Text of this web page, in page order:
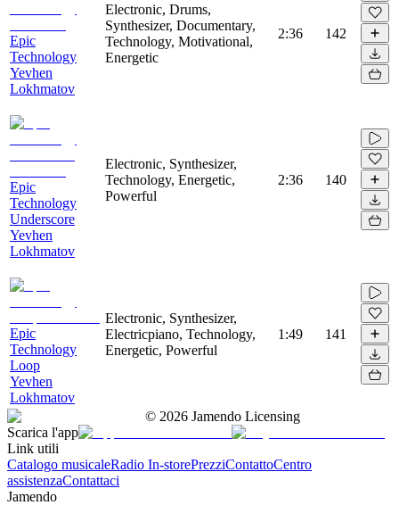
Epic
Technology
Yevhen
Lokhmatov
Electronic, Drums,
Synthesizer, Documentary,
Technology, Motivational,
Energetic
2:36 142
Epic
Technology
Underscore
Yevhen
Lokhmatov
Electronic, Synthesizer,
Technology, Energetic,
Powerful
2:36 140
Epic
Technology
Loop
Yevhen
Lokhmatov
Electronic, Synthesizer,
Electricpiano, Technology,
Energetic, Powerful
1:49 141
© 2026 Jamendo Licensing
Scarica l'app
Link utili
Catalogo musicaleRadio In-storePrezziContattoCentro
assistenzaContattaci
Jamendo